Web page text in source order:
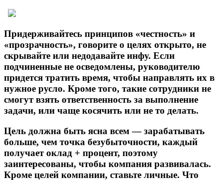
Придерживайтесь принципов «честность» и
«прозрачность», говорите о целях открыто, не
скрывайте или недодавайте инфу. Если
подчиненные не осведомлены, руководителю
придется тратить время, чтобы направлять их в
нужное русло. Кроме того, такие сотрудники не
смогут взять ответственность за выполнение
задачи, или чаще косячить или не то делать.
Цель должна быть ясна всем — зарабатывать
больше, чем точка безубыточности, каждый
получает оклад + процент, поэтому
заинтересованы, чтобы компания развивалась.
Кроме целей компании, ставьте личные. Что